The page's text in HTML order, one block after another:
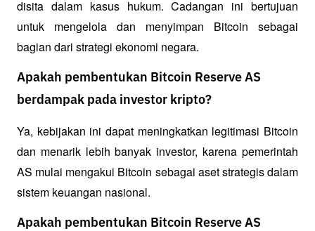
disita dalam kasus hukum. Cadangan ini bertujuan
untuk mengelola dan menyimpan Bitcoin sebagai
bagian dari strategi ekonomi negara.
Apakah pembentukan Bitcoin Reserve AS
berdampak pada investor kripto?
Ya, kebijakan ini dapat meningkatkan legitimasi Bitcoin
dan menarik lebih banyak investor, karena pemerintah
AS mulai mengakui Bitcoin sebagai aset strategis dalam
sistem keuangan nasional.
Apakah pembentukan Bitcoin Reserve AS